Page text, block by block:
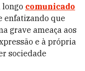
comunicado
enfatizando que
grave ameaça aos
e à própria
sociedade